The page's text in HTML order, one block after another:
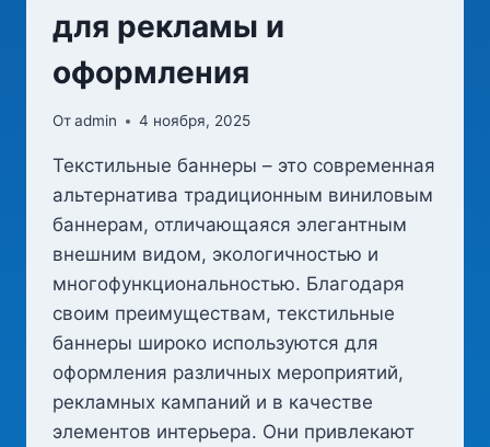
для рекламы и
оформления
Отadmin 4 ноября, 2025
Текстильные баннеры – это современная
альтернатива традиционным виниловым
баннерам, отличающаяся элегантным
внешним видом, экологичностью и
многофункциональностью. Благодаря
своим преимуществам, текстильные
баннеры широко используются для
оформления различных мероприятий,
рекламных кампаний и в качестве
элементов интерьера. Они привлекают